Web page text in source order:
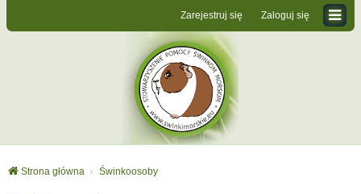
Zaloguj się
Zarejestruj się
Strona główna Świnkoosoby